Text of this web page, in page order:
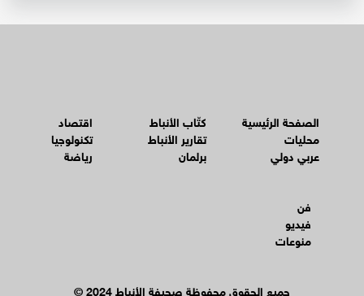
الصفحة الرئيسية
محليات
عربي دولي
كتّاب الأنباط
تقارير الأنباط
برلمان
اقتصاد
تكنولوجيا
رياضة
فن
فيديو
منوعات
© جميع الحقوق محفوظة صحيفة الأنباط 2024